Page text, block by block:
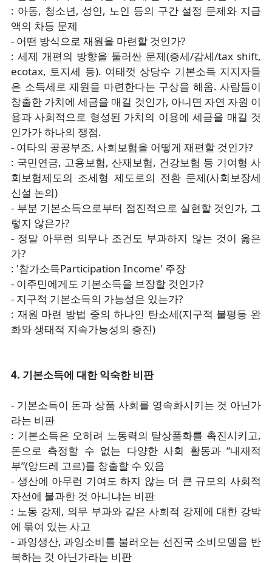
: 아동, 청소년, 성인, 노인 등의 구간 설정 문제와 지급
액의 차등 문제
- 어떤 방식으로 재원을 마련할 것인가?
: 세제 개편의 방향을 둘러싼 문제(증세/감세/tax shift,
ecotax, 토지세 등). 여태껏 상당수 기본소득 지지자들
은 소득세로 재원을 마련한다는 구상을 해옴. 사람들이
창출한 가치에 세금을 매길 것인가, 아니면 자연 자원 이
용과 사회적으로 형성된 가치의 이용에 세금을 매길 것
인가가 하나의 쟁점.
- 여타의 공공부조, 사회보험을 어떻게 재편할 것인가?
: 국민연금, 고용보험, 산재보험, 건강보험 등 기여형 사
회보험제도의 조세형 제도로의 전환 문제(사회보장세
신설 논의)
- 부분 기본소득으로부터 점진적으로 실현할 것인가, 그
렇지 않은가?
- 정말 아무런 의무나 조건도 부과하지 않는 것이 옳은
가?
: '참가소득Participation Income' 주장
- 이주민에게도 기본소득을 보장할 것인가?
- 지구적 기본소득의 가능성은 있는가?
: 재원 마련 방법 중의 하나인 탄소세(지구적 불평등 완
화와 생태적 지속가능성의 증진)
4. 기본소득에 대한 익숙한 비판
- 기본소득이 돈과 상품 사회를 영속화시키는 것 아닌가
라는 비판
: 기본소득은 오히려 노동력의 탈상품화를 촉진시키고,
돈으로 측정할 수 없는 다양한 사회 활동과 “내재적
부”(앙드레 고르)를 창출할 수 있음
- 생산에 아무런 기여도 하지 않는 더 큰 규모의 사회적
자선에 불과한 것 아니냐는 비판
: 노동 강제, 의무 부과와 같은 사회적 강제에 대한 강박
에 묶여 있는 사고
- 과잉생산, 과잉소비를 불러오는 선진국 소비모델을 반
복하는 것 아닌가라는 비판